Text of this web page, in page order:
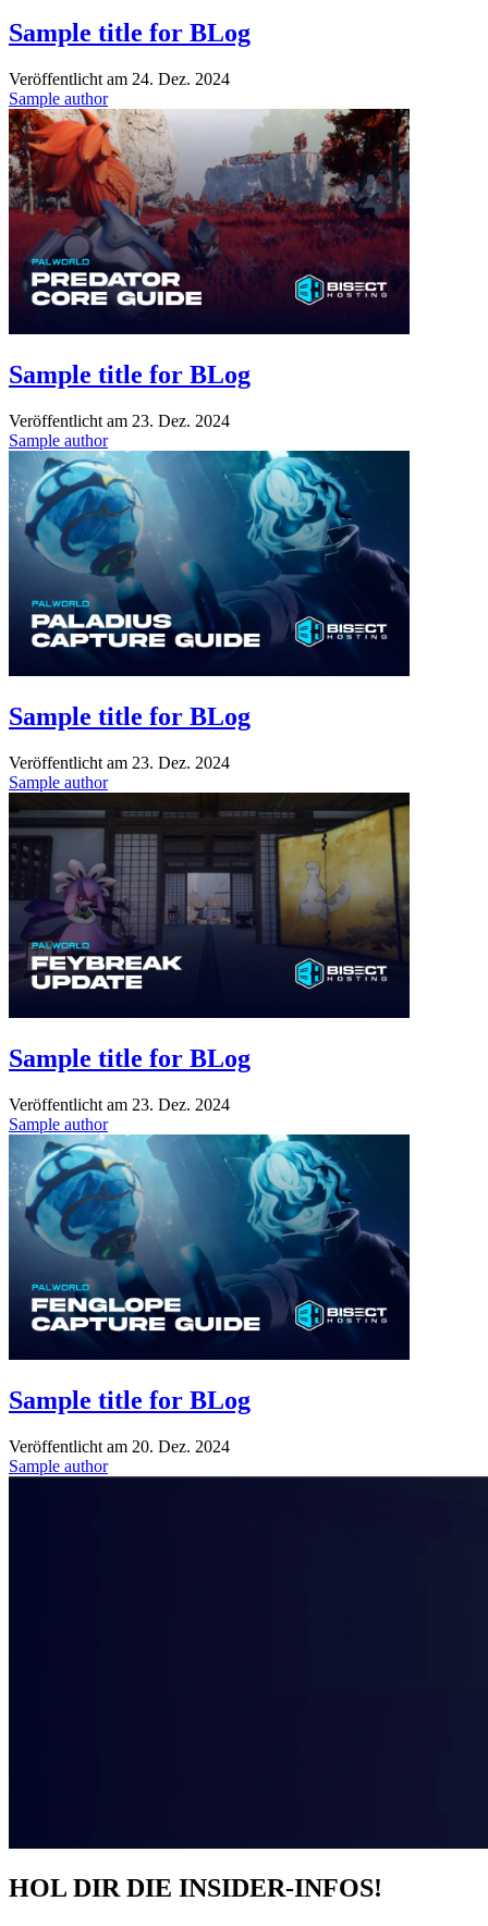
Sample title for BLog
Veröffentlicht am 24. Dez. 2024
Sample author
Sample title for BLog
Veröffentlicht am 23. Dez. 2024
Sample author
Sample title for BLog
Veröffentlicht am 23. Dez. 2024
Sample author
Sample title for BLog
Veröffentlicht am 23. Dez. 2024
Sample author
Sample title for BLog
Veröffentlicht am 20. Dez. 2024
Sample author
HOL DIR DIE INSIDER-INFOS!